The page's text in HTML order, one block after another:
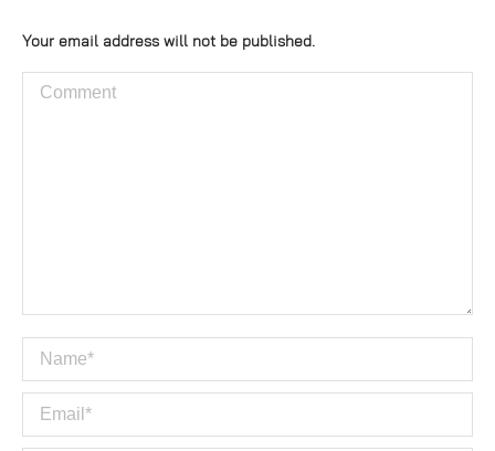
Your email address will not be published.
Comment
Name *
Email *